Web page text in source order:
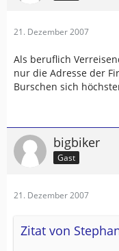
21. Dezember 2007
Als beruflich
nur die Adresse der
Burschen sich
bigbiker
Gast
21. Dezember 2007
Zitat von